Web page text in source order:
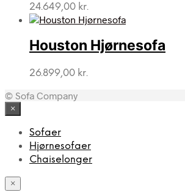
24.649,00 kr.
Houston Hjørnesofa
26.899,00 kr.
© Sofa Company
×
Sofaer
Hjørnesofaer
Chaiselonger
×